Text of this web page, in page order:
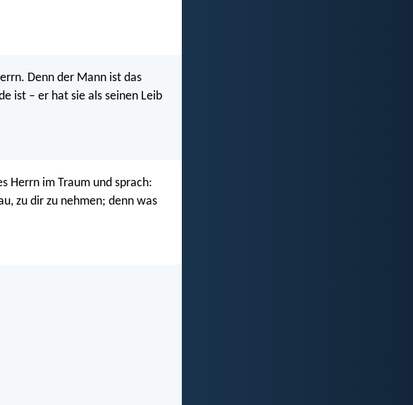
Denn der Mann ist das
ist – er hat sie als seinen Leib
Herrn im Traum und sprach:
zu dir zu nehmen; denn was